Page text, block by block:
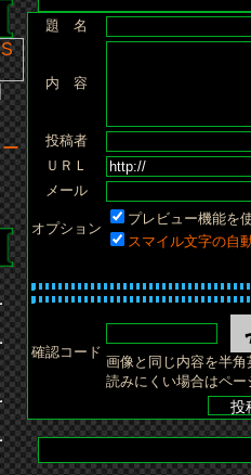
題 名
内 容
投稿者
ＵＲＬ
メール
オプション
プレビュー機能を
スマイル文字の自
確認コード
画像と同じ内容を半
読みにくい場合はペ